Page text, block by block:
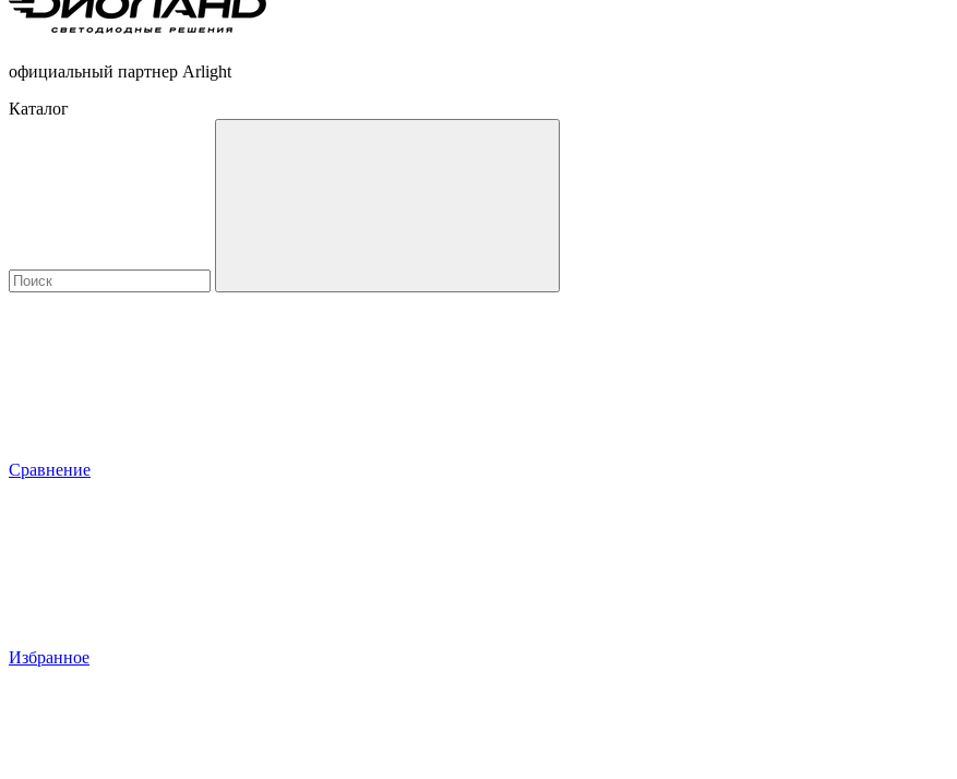
официальный партнер Arlight
Каталог
Сравнение
Избранное